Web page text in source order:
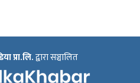
प्रा.लि.द्वारा सञ्चालित